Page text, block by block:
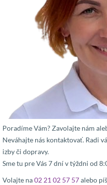
Poradíme Vám? Zavolajte nám
Neváhajte nás kontaktovať. Radi
izby či dopravy.
Sme tu pre Vás 7 dní v týždni od
Volajte na02 21 02 57 57alebo